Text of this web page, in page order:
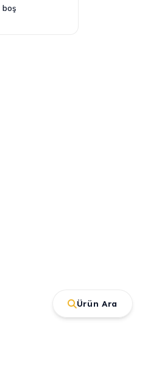
boş
Ürün Ara